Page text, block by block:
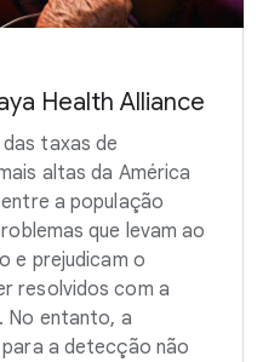
Health Alliance
taxas de
altas da América
a população
que levam ao
e prejudicam o
resolvidos com a
No entanto, a
a detecção não